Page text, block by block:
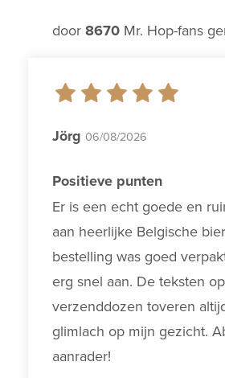
door 8670Mr. Hop-fans
Jörg 06/08/2026
Positieve punten
Er is een echt goede en
aan heerlijke Belgische
bestelling was goed
erg snel aan. De teksten
verzenddozen toveren
glimlach op mijn gezicht.
aanrader!